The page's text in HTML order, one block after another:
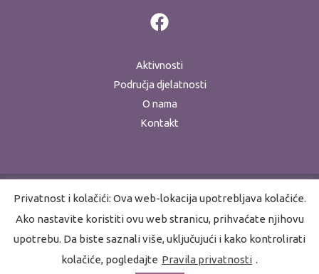
Aktivnosti
Područja djelatnosti
O nama
Kontakt
Copyright © 2026 Akademija za razvojnu rehabilitaciju
Pravila privatnosti
Privatnost i kolačići: Ova web-lokacija upotrebljava kolačiće.
Ako nastavite koristiti ovu web stranicu, prihvaćate njihovu
upotrebu. Da biste saznali više, uključujući i kako kontrolirati
kolačiće, pogledajte Pravila privatnosti .